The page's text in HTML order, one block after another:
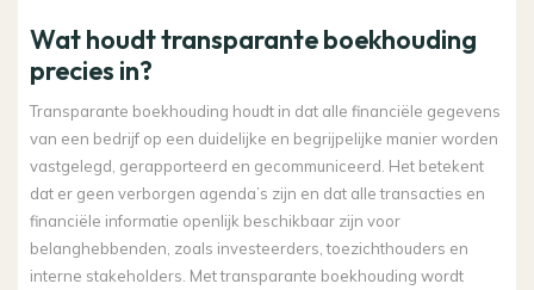
Wat houdt transparante boekhouding
precies in?
Transparante boekhouding houdt in dat alle financiële gegevens
van een bedrijf op een duidelijke en begrijpelijke manier worden
vastgelegd, gerapporteerd en gecommuniceerd. Het betekent
dat er geen verborgen agenda’s zijn en dat alle transacties en
financiële informatie openlijk beschikbaar zijn voor
belanghebbenden, zoals investeerders, toezichthouders en
interne stakeholders. Met transparante boekhouding wordt